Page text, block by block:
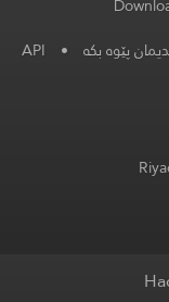
پێوه‌ بكه‌ •
API